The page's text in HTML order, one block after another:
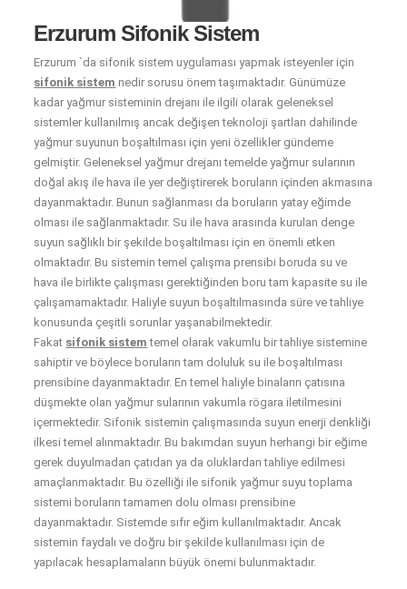
Erzurum Sifonik Sistem
Erzurum `da sifonik sistem uygulaması yapmak isteyenler için
sifonik sistem nedir sorusu önem taşımaktadır. Günümüze
kadar yağmur sisteminin drejanı ile ilgili olarak geleneksel
sistemler kullanılmış ancak değişen teknoloji şartları dahilinde
yağmur suyunun boşaltılması için yeni özellikler gündeme
gelmiştir. Geleneksel yağmur drejanı temelde yağmur sularının
doğal akış ile hava ile yer değiştirerek boruların içinden akmasına
dayanmaktadır. Bunun sağlanması da boruların yatay eğimde
olması ile sağlanmaktadır. Su ile hava arasında kurulan denge
suyun sağlıklı bir şekilde boşaltılması için en önemli etken
olmaktadır. Bu sistemin temel çalışma prensibi boruda su ve
hava ile birlikte çalışması gerektiğinden boru tam kapasite su ile
çalışamamaktadır. Haliyle suyun boşaltılmasında süre ve tahliye
konusunda çeşitli sorunlar yaşanabilmektedir.
Fakat sifonik sistem temel olarak vakumlu bir tahliye sistemine
sahiptir ve böylece boruların tam doluluk su ile boşaltılması
prensibine dayanmaktadır. En temel haliyle binaların çatısına
düşmekte olan yağmur sularının vakumla rögara iletilmesini
içermektedir. Sifonik sistemin çalışmasında suyun enerji denkliği
ilkesi temel alınmaktadır. Bu bakımdan suyun herhangi bir eğime
gerek duyulmadan çatıdan ya da oluklardan tahliye edilmesi
amaçlanmaktadır. Bu özelliği ile sifonik yağmur suyu toplama
sistemi boruların tamamen dolu olması prensibine
dayanmaktadır. Sistemde sıfır eğim kullanılmaktadır. Ancak
sistemin faydalı ve doğru bir şekilde kullanılması için de
yapılacak hesaplamaların büyük önemi bulunmaktadır.